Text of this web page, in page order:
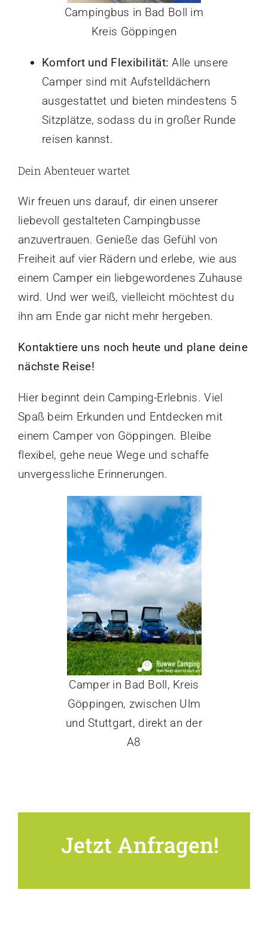
Campingbus in Bad Boll im
Kreis Göppingen
Komfort und Flexibilität: Alle unsere
Camper sind mit Aufstelldächern
ausgestattet und bieten mindestens 5
Sitzplätze, sodass du in großer Runde
reisen kannst.
Dein Abenteuer wartet
Wir freuen uns darauf, dir einen unserer
liebevoll gestalteten Campingbusse
anzuvertrauen. Genieße das Gefühl von
Freiheit auf vier Rädern und erlebe, wie aus
einem Camper ein liebgewordenes Zuhause
wird. Und wer weiß, vielleicht möchtest du
ihn am Ende gar nicht mehr hergeben.
Kontaktiere uns noch heute und plane deine
nächste Reise!
Hier beginnt dein Camping-Erlebnis. Viel
Spaß beim Erkunden und Entdecken mit
einem Camper von Göppingen. Bleibe
flexibel, gehe neue Wege und schaffe
unvergessliche Erinnerungen.
Camper in Bad Boll, Kreis
Göppingen, zwischen Ulm
und Stuttgart, direkt an der
A8
Jetzt Anfragen!